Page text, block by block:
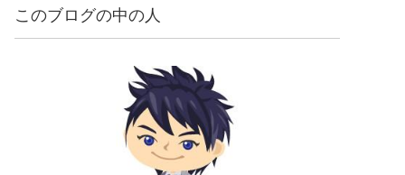
このブログの中の人